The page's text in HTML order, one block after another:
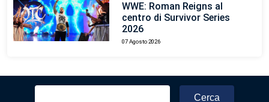
WWE: Roman Reigns al
centro di Survivor Series
2026
07 Agosto 2026
Ricerca